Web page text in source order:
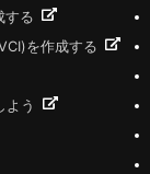
する
を作成する
よう